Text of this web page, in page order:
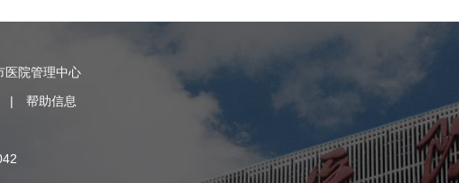
医院管理中心
|
帮助信息